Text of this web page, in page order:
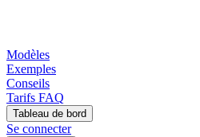
Modèles
Exemples
Conseils
Tarifs FAQ
Tableau de bord
Se connecter